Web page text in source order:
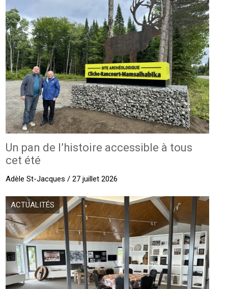
Un pan de l’histoire accessible à tous
cet été
Adèle St-Jacques / 27 juillet 2026
ACTUALITÉS